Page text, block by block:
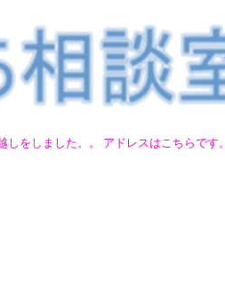
をしました。。 アドレスはこちらです。